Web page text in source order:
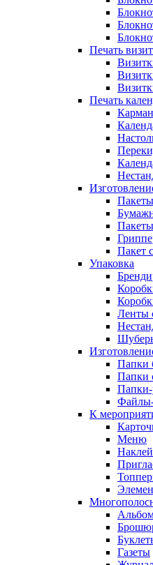
Печать
Печать
Пакет
Упаковка
Ленты
Папки
Папки
Папки-
К
Меню
Газеты